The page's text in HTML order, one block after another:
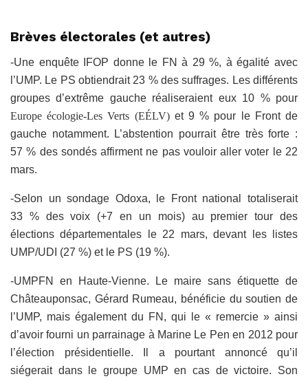
Brèves électorales (et autres)
-Une enquête IFOP donne le FN à 29 %, à égalité avec
l’UMP. Le PS obtiendrait 23 % des suffrages. Les différents
groupes d’extrême gauche réaliseraient eux 10 % pour
Europe écologie-Les Verts (EÉLV)et 9 % pour le Front de
gauche notamment. L’abstention pourrait être très forte :
57 % des sondés affirment ne pas vouloir aller voter le 22
mars.
-Selon un sondage Odoxa, le Front national totaliserait
33 % des voix (+7 en un mois) au premier tour des
élections départementales le 22 mars, devant les listes
UMP/UDI (27 %) et le PS (19 %).
-UMPFN en Haute-Vienne. Le maire sans étiquette de
Châteauponsac, Gérard Rumeau, bénéficie du soutien de
l’UMP, mais également du FN, qui le « remercie » ainsi
d’avoir fourni un parrainage à Marine Le Pen en 2012 pour
l’élection présidentielle. Il a pourtant annoncé qu’il
siégerait dans le groupe UMP en cas de victoire. Son